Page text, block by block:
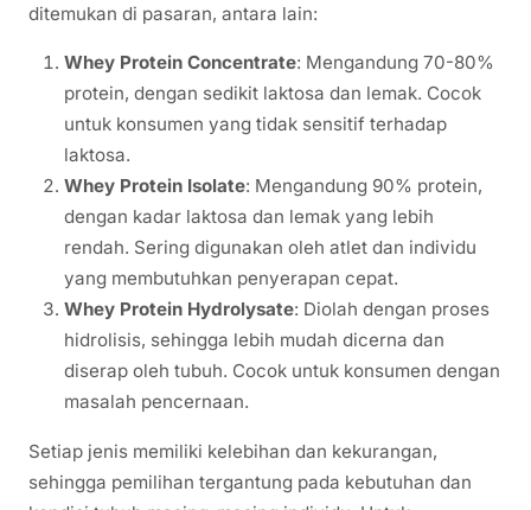
ditemukan di pasaran, antara lain:
Whey Protein Concentrate: Mengandung 70-80%
protein, dengan sedikit laktosa dan lemak. Cocok
untuk konsumen yang tidak sensitif terhadap
laktosa.
Whey Protein Isolate: Mengandung 90% protein,
dengan kadar laktosa dan lemak yang lebih
rendah. Sering digunakan oleh atlet dan individu
yang membutuhkan penyerapan cepat.
Whey Protein Hydrolysate: Diolah dengan proses
hidrolisis, sehingga lebih mudah dicerna dan
diserap oleh tubuh. Cocok untuk konsumen dengan
masalah pencernaan.
Setiap jenis memiliki kelebihan dan kekurangan,
sehingga pemilihan tergantung pada kebutuhan dan